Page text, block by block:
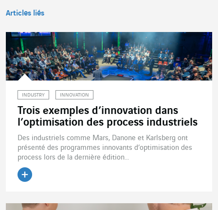
Articles liés
INDUSTRY INNOVATION
Trois exemples d’innovation dans
l’optimisation des process industriels
Des industriels comme Mars, Danone et Karlsberg ont
présenté des programmes innovants d’optimisation des
process lors de la dernière édition...